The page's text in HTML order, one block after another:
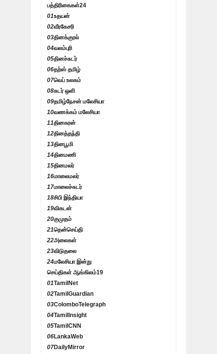
பத்திரிகைகள்24
01உதயன்
02வீரகேசரி
03தினக்குரல்
04வலம்புரி
05தினச்சுடர்
06தற்ஸ் தமிழ்
07வெப் உலகம்
08சுடர் ஒளி
09தமிழ்நேசன் மலேசியா
10வணக்கம் மலேசியா
11தினகரன்
12தினத்தந்தி
13தினபூமி
14தினமணி
15தினமலர்
16மாலைமலர்
17மாலைச்சுடர்
18சிபி இந்தியா
19விகடன்
20குமுதம்
21தென்செய்தி
22அலைகள்
23விடுதலை
24மலேசியா இன்று
செய்திகள் ஆங்கிலம்19
01TamilNet
02TamilGuardian
03ColomboTelegraph
04TamilInsight
05TamilCNN
06LankaWeb
07DailyMirror